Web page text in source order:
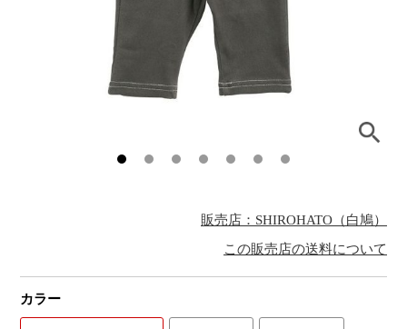
販売店：SHIROHATO（白鳩）
この販売店の送料について
カラー